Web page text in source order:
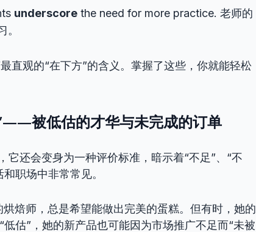
underscore the need for more practice. 老师的
。
直观的“在下方”的含义。掌握了这些，你就能轻松
被低估的才华与未完成的订单
它还会变身为一种评价标准，暗示着“不足”、“不
职场中非常常见。
焙师，总是希望能做出完美的蛋糕。但有时，她的
估”，她的新产品也可能因为市场推广不足而“未被